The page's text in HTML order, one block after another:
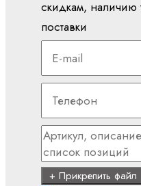
электроники
Клапанные
командных
значений
Управление
насосами
Управление
осями
скидкам, наличию
поставки
+ Прикрепить файл